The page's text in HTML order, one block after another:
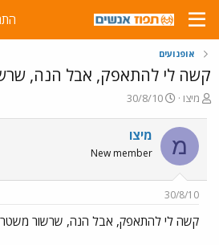
אופנועים
קשה לי להתאפק, אבל הנה,
פ
ח
ה
ו
ש
מיצו
פ
ס
ם
ת
30/8/10
מ מיצו
New member
30/8/10
קשה לי להתאפק, אבל הנה, שרשור